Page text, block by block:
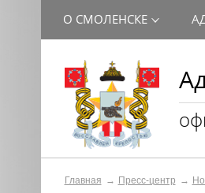
О СМОЛЕНСКЕ
Главная Пресс-центр